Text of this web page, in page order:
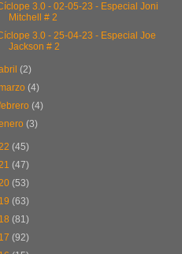
3.0 - 02-05-23 - Especial Joni
Mitchell # 2
3.0 - 25-04-23 - Especial Joe
Jackson # 2
(2)
(4)
(4)
(3)
(45)
(47)
(53)
(63)
(81)
(92)